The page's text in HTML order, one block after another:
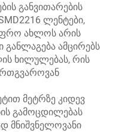
განვითარების
ლენტები,
ახლოს არის
ამცირებს
ხილულებას, რის
მეტრზე კიდევ
გამოცდილებას
მნიშვნელოვანი